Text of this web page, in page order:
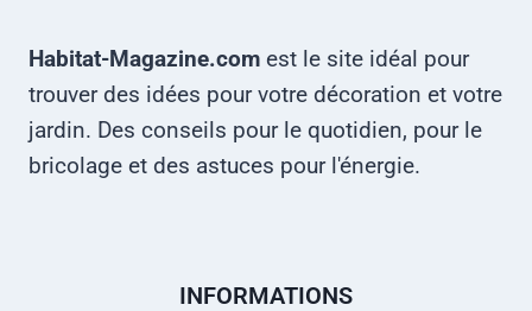
Habitat-Magazine.com est le site idéal pour
trouver des idées pour votre décoration et votre
jardin. Des conseils pour le quotidien, pour le
bricolage et des astuces pour l'énergie.
INFORMATIONS